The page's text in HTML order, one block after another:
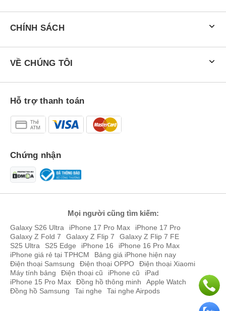
CHÍNH SÁCH
VỀ CHÚNG TÔI
Hỗ trợ thanh toán
Chứng nhận
Mọi người cũng tìm kiếm:
Galaxy S26 Ultra iPhone 17 Pro Max
iPhone 17 Pro
Galaxy Z Fold 7
Galaxy Z Flip 7
Galaxy Z Flip 7 FE
S25 Ultra
S25 Edge iPhone 16
iPhone 16 Pro Max
iPhone giá rẻ tại TPHCM
Bảng giá iPhone hiện nay
Điện thoại Samsung
Điện thoại OPPO
Điện thoại Xiaomi
Máy tính bảng
Điện thoại cũ iPhone cũ
iPad
iPhone 15 Pro Max
Đồng hồ thông minh
Apple Watch
Đồng hồ Samsung
Tai nghe Tai nghe Airpods